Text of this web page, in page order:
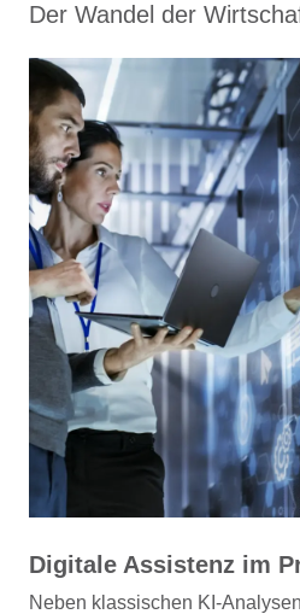
Der Wandel der
Digitale Assistenz im
Neben klassischen KI ‑